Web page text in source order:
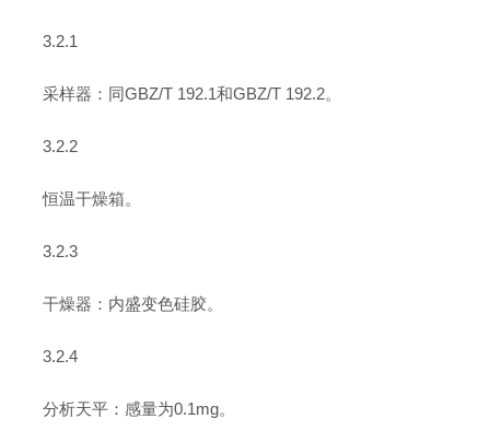
3.2.1
采样器：同GBZ/T 192.1和GBZ/T 192.2。
3.2.2
恒温干燥箱。
3.2.3
干燥器：内盛变色硅胶。
3.2.4
分析天平：感量为0.1mg。